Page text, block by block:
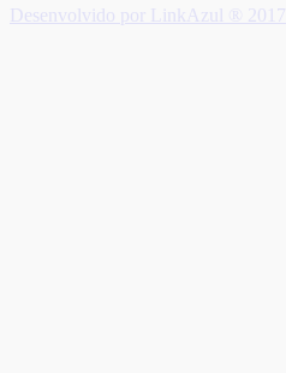
Desenvolvido por LinkAzul ® 2017